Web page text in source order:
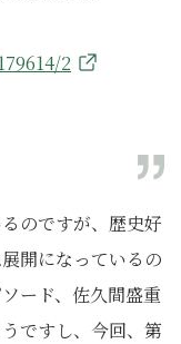
2
のですが、歴史好
開になっているの
ード、佐久間盛重
ですし、今回、第